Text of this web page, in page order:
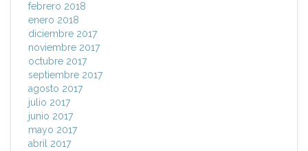
febrero 2018
enero 2018
diciembre 2017
noviembre 2017
octubre 2017
septiembre 2017
agosto 2017
julio 2017
junio 2017
mayo 2017
abril 2017